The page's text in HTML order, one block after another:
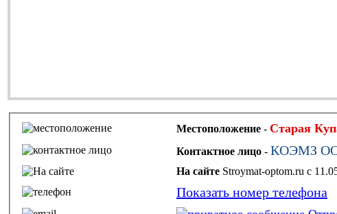
Местоположение - Старая
Контактное лицо - КОЭМЗ
На сайте Stroymat-
Показать номер телефона